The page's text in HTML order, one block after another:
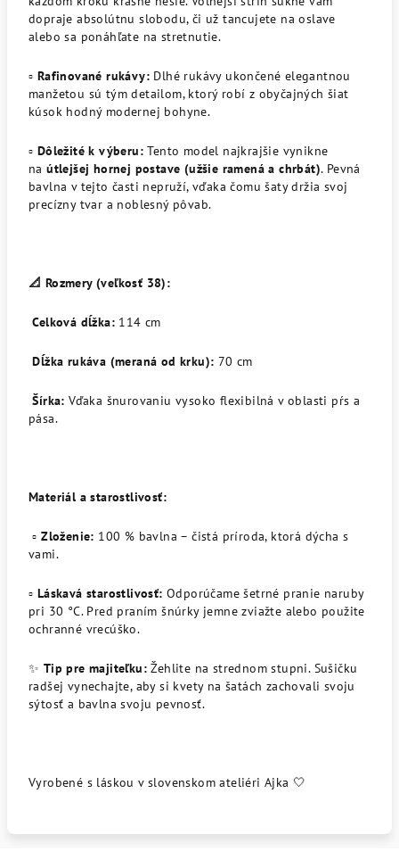
dopraje absolútnu slobodu, či už tancujete na oslave
alebo sa ponáhľate na stretnutie.
▫️ Rafinované rukávy: Dlhé rukávy ukončené elegantnou
manžetou sú tým detailom, ktorý robí z obyčajných šiat
kúsok hodný modernej bohyne.
▫️ Dôležité k výberu: Tento model najkrajšie vynikne
na útlejšej hornej postave (užšie ramená a chrbát). Pevná
bavlna v tejto časti nepruží, vďaka čomu šaty držia svoj
precízny tvar a noblesný pôvab.
📐 Rozmery (veľkosť 38):
Celková dĺžka: 114 cm
Dĺžka rukáva (meraná od krku): 70 cm
Šírka: Vďaka šnurovaniu vysoko flexibilná v oblasti pŕs a
pása.
Materiál a starostlivosť:
▫️ Zloženie: 100 % bavlna – čistá príroda, ktorá dýcha s
vami.
▫️ Láskavá starostlivosť: Odporúčame šetrné pranie naruby
pri 30 °C. Pred praním šnúrky jemne zviažte alebo použite
ochranné vrecúško.
✨ Tip pre majiteľku: Žehlite na strednom stupni. Sušičku
radšej vynechajte, aby si kvety na šatách zachovali svoju
sýtosť a bavlna svoju pevnosť.
Vyrobené s láskou v slovenskom ateliéri Ajka 🤍